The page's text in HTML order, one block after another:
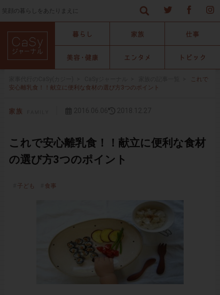
笑顔の暮らしをあたりまえに
これで
安心離乳食！！献立に便利な食材の選び方3つのポイント
これで安心離乳食！！献立に便利な食材
の選び方3つのポイント
子ども 食事